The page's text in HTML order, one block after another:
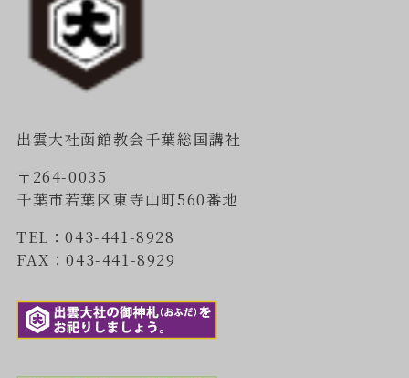
出雲大社函館教会千葉総国講社
〒264-0035
千葉市若葉区東寺山町560番地
TEL：043-441-8928
FAX：043-441-8929